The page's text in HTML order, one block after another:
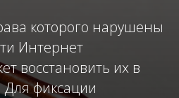
которого нарушены
Интернет
восстановить их в
Для фиксации